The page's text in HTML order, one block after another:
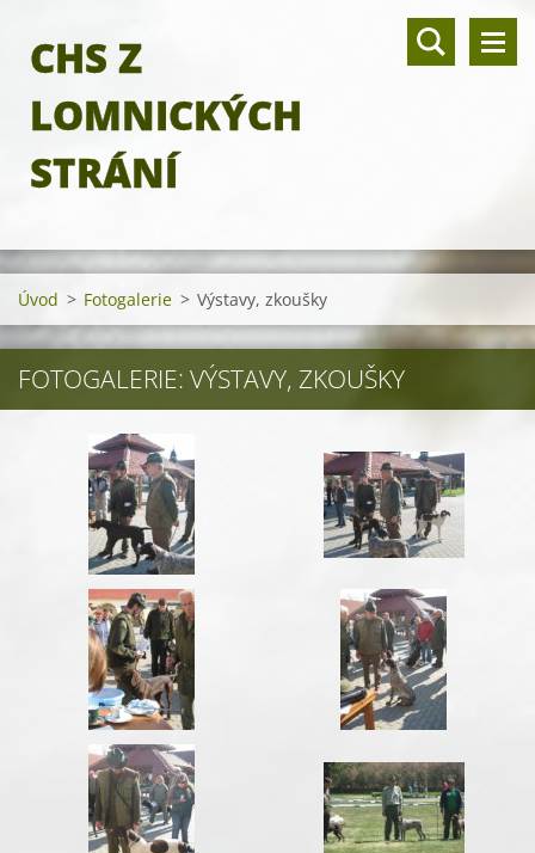
CHS Z
LOMNICKÝCH
STRÁNÍ
Úvod > Fotogalerie > Výstavy, zkoušky
FOTOGALERIE: VÝSTAVY, ZKOUŠKY